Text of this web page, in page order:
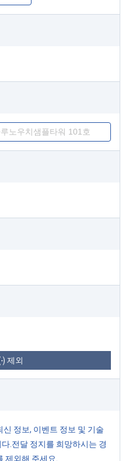
) 제외
정보, 이벤트 정보 및 기술
.전달 정지를 희망하시는 경
제외해 주세요.